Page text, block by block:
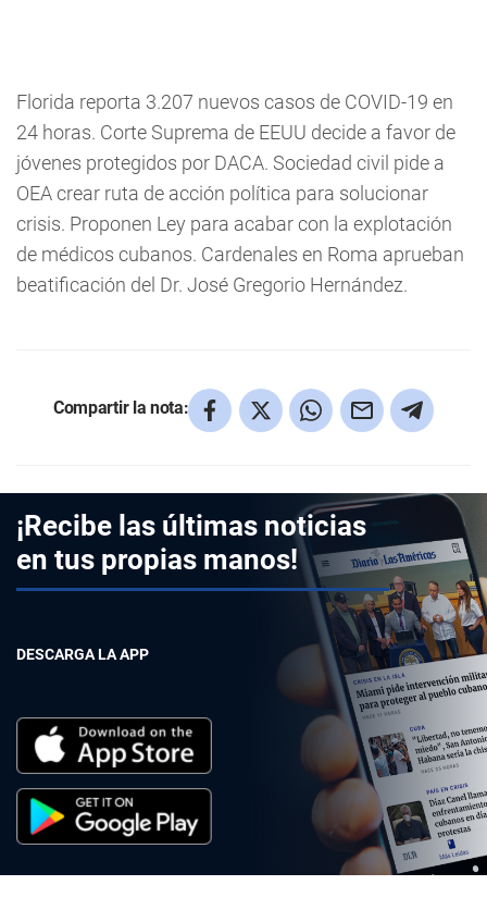
Florida reporta 3.207 nuevos casos de COVID-19 en
24 horas. Corte Suprema de EEUU decide a favor de
jóvenes protegidos por DACA. Sociedad civil pide a
OEA crear ruta de acción política para solucionar
crisis. Proponen Ley para acabar con la explotación
de médicos cubanos. Cardenales en Roma aprueban
beatificación del Dr. José Gregorio Hernández.
Compartir la nota:
¡Recibe las últimas noticias
en tus propias manos!
DESCARGA LA APP